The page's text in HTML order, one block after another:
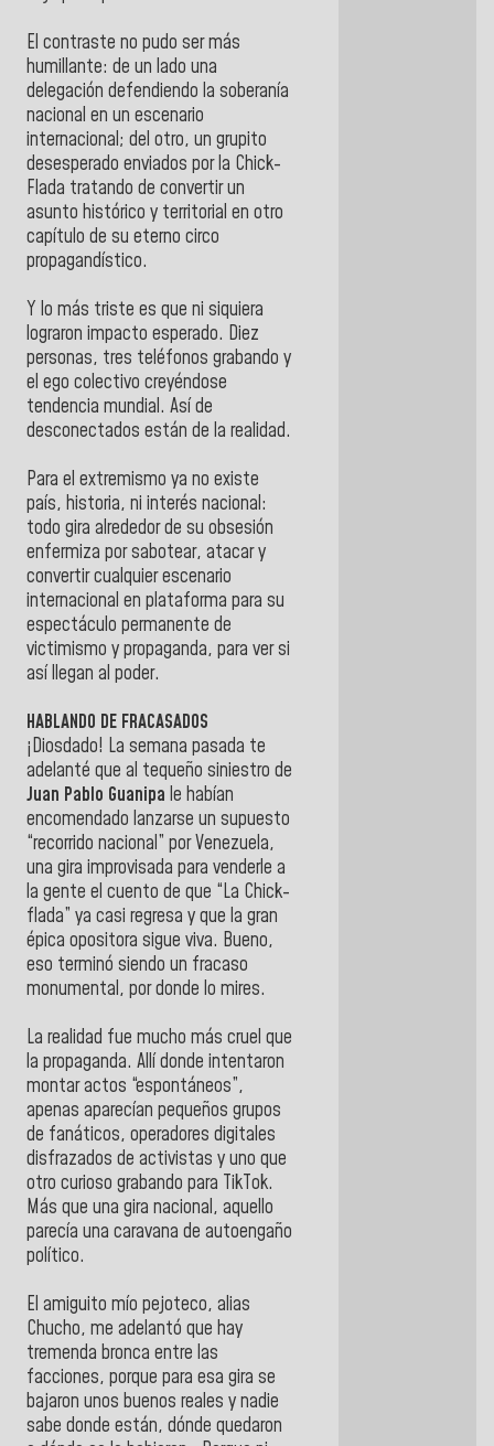
El contraste no pudo ser más
humillante: de un lado una
delegación defendiendo la soberanía
nacional en un escenario
internacional; del otro, un grupito
desesperado enviados por la Chick-
Flada tratando de convertir un
asunto histórico y territorial en otro
capítulo de su eterno circo
propagandístico.
Y lo más triste es que ni siquiera
lograron impacto esperado. Diez
personas, tres teléfonos grabando y
el ego colectivo creyéndose
tendencia mundial. Así de
desconectados están de la realidad.
Para el extremismo ya no existe
país, historia, ni interés nacional:
todo gira alrededor de su obsesión
enfermiza por sabotear, atacar y
convertir cualquier escenario
internacional en plataforma para su
espectáculo permanente de
victimismo y propaganda, para ver si
así llegan al poder.
HABLANDO DE FRACASADOS
¡Diosdado! La semana pasada te
adelanté que al tequeño siniestro de
Juan Pablo Guanipa le habían
encomendado lanzarse un supuesto
“recorrido nacional” por Venezuela,
una gira improvisada para venderle a
la gente el cuento de que “La Chick-
flada” ya casi regresa y que la gran
épica opositora sigue viva. Bueno,
eso terminó siendo un fracaso
monumental, por donde lo mires.
La realidad fue mucho más cruel que
la propaganda. Allí donde intentaron
montar actos “espontáneos”,
apenas aparecían pequeños grupos
de fanáticos, operadores digitales
disfrazados de activistas y uno que
otro curioso grabando para TikTok.
Más que una gira nacional, aquello
parecía una caravana de autoengaño
político.
El amiguito mío pejoteco, alias
Chucho, me adelantó que hay
tremenda bronca entre las
facciones, porque para esa gira se
bajaron unos buenos reales y nadie
sabe donde están, dónde quedaron